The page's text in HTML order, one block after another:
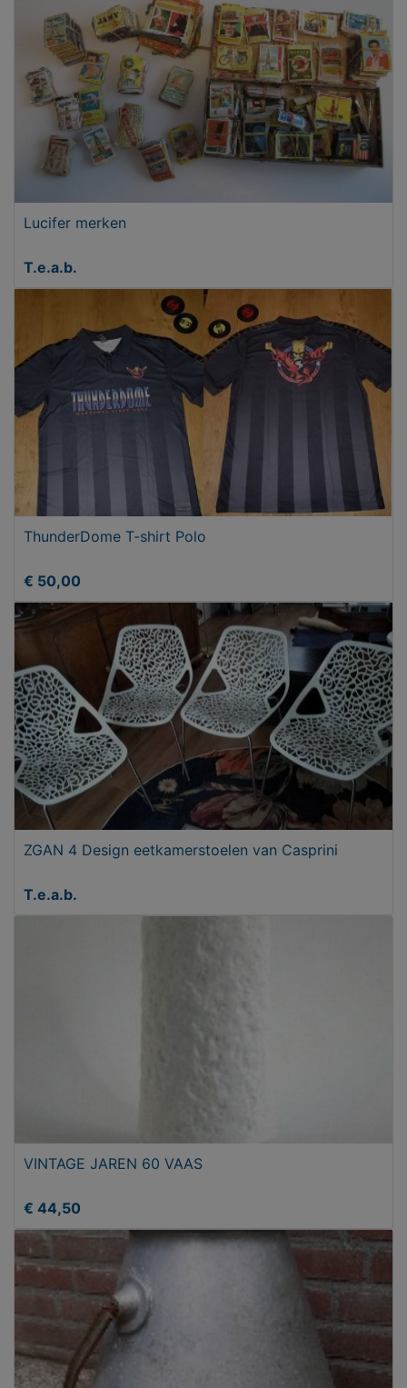
Lucifer merken
T.e.a.b.
ThunderDome T-shirt Polo
€ 50,00
ZGAN 4 Design eetkamerstoelen van Casprini
T.e.a.b.
VINTAGE JAREN 60 VAAS
€ 44,50